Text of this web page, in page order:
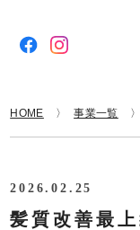
HOME 事業一覧
2026.02.25
髪質改善最